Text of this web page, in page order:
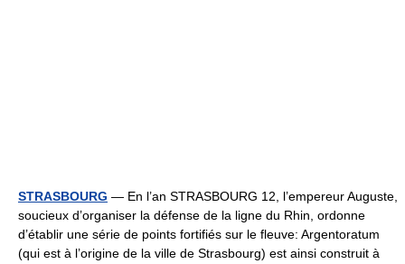
STRASBOURG — En l’an STRASBOURG 12, l’empereur Auguste,
soucieux d’organiser la défense de la ligne du Rhin, ordonne
d’établir une série de points fortifiés sur le fleuve: Argentoratum
(qui est à l’origine de la ville de Strasbourg) est ainsi construit à